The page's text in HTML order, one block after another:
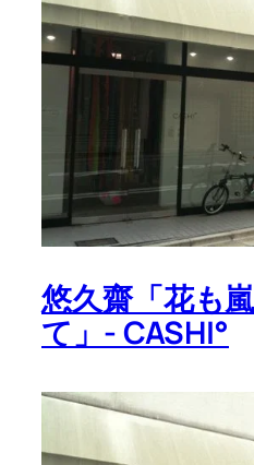
悠久齋「花も
て」- CASHI°